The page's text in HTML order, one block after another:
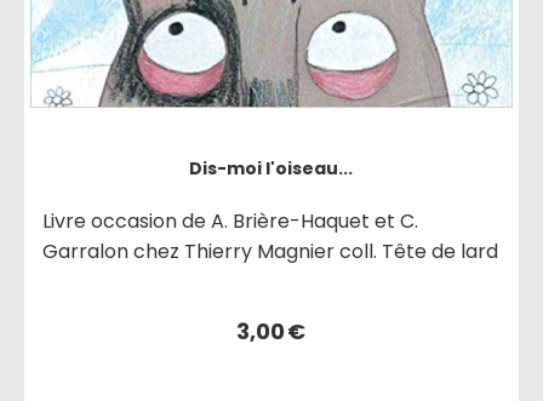
Dis-moi l'oiseau...
Livre occasion de A. Brière-Haquet et C.
Garralon chez Thierry Magnier coll. Tête de lard
3,00€